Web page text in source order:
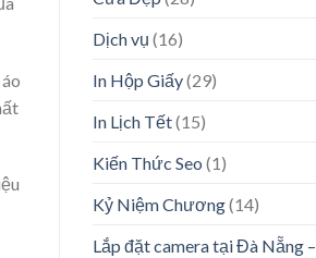
Dịch vụ (16)
In Hộp Giấy(29)
In Lịch Tết(15)
Kiến Thức Seo (1)
Kỷ Niệm Chương(14)
Lắp đặt camera tại Đà Nẵng –